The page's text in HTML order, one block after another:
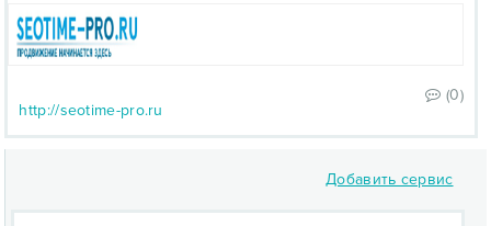
(0)
http://seotime-pro.ru
Добавить сервис